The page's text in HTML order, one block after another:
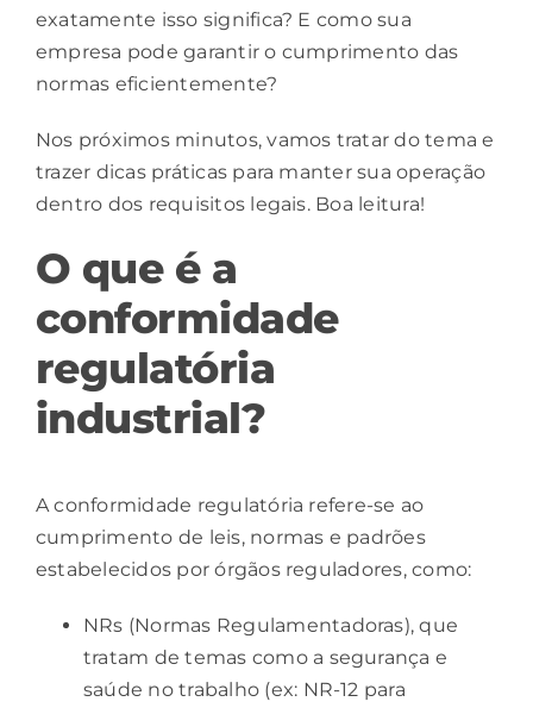
exatamente isso significa? E como sua
empresa pode garantir o cumprimento das
normas eficientemente?
Nos próximos minutos, vamos tratar do tema e
trazer dicas práticas para manter sua operação
dentro dos requisitos legais. Boa leitura!
O que é a
conformidade
regulatória
industrial?
Aconformidade regulatória refere-se ao
cumprimento de leis, normas e padrões
estabelecidos por órgãos reguladores, como:
NRs (Normas Regulamentadoras), que
tratam de temas como a segurança e
saúde no trabalho (ex: NR-12 para